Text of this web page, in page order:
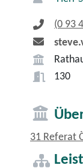
(0 93
130
31 Referat